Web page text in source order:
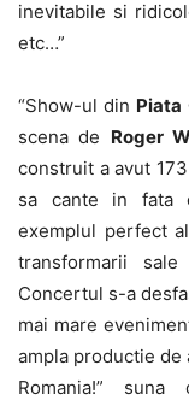
inevitabile si
etc…”
“Show-ul din Piata
scena de Roger
construit a avut
sa cante in fata
exemplul perfect
transformarii
Concertul s-a
mai mare
ampla productie de
Romania!”